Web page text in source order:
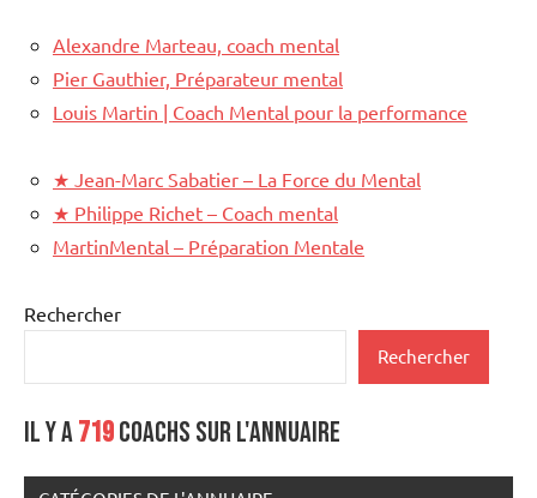
Alexandre Marteau, coach mental
Pier Gauthier, Préparateur mental
Louis Martin | Coach Mental pour la performance
★ Jean-Marc Sabatier – La Force du Mental
★ Philippe Richet – Coach mental
MartinMental – Préparation Mentale
Rechercher
Rechercher
Il y a719coachs sur l'annuaire